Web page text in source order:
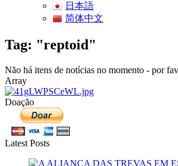
日本語
简体中文
Tag: "reptoid"
Não há itens de notícias no momento - por
Array
Doação
Latest Posts